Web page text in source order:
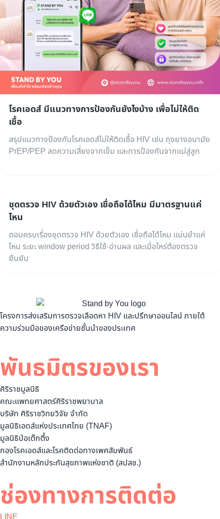
โรคเอดส์ มีแนวทางการป้องกันยังไงบ้าง เพื่อไม่ให้ติด
เชื้อ
สรุปแนวทางป้องกันโรคเอดส์ไม่ให้ติดเชื้อ HIV เช่น ถุงยางอนามัย
PrEP/PEP ลดความเสี่ยงจากเข็ม และการป้องกันจากแม่สู่ลูก
ชุดตรวจ HIV ด้วยตัวเอง เชื่อถือได้ไหม มีมาตรฐานแค่
ไหน
ตอบครบเรื่องชุดตรวจ HIV ด้วยตัวเอง เชื่อถือได้ไหม แม่นยำแค่
ไหน ระยะ window period วิธีใช้-อ่านผล และเมื่อไหร่ต้องตรวจ
ยืนยัน
โครงการส่งเสริมการตรวจเลือดหา HIV และปรึกษาออนไลน์ ภายใต้
ความร่วมมือของเครือข่ายชั้นนำของประเทศ
พันธมิตรของเรา
ศิริราชมูลนิธิ
คณะแพทยศาสตร์ศิริราชพยาบาล
บริษัท ศิริราชวิทยวิจัย จำกัด
มูลนิธิเอดส์แห่งประเทศไทย (TNAF)
มูลนิธิป่อเต๊กตึ้ง
กองโรคเอดส์และโรคติดต่อทางเพศสัมพันธ์
สำนักงานหลักประกันสุขภาพแห่งชาติ (สปสช.)
ช่องทางการติดต่อ